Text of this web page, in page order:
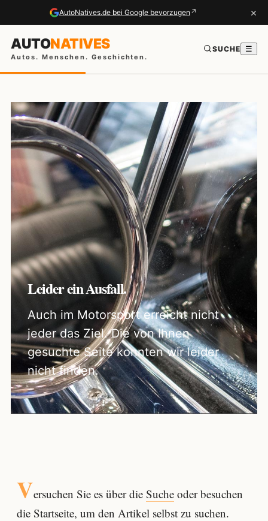
AutoNatives.de bei Google bevorzugen ↗ ×
AUTONATIVES
Autos. Menschen. Geschichten.
SUCHE ☰
Leider ein Ausfall.
Auch im Motorsport erreicht nicht
jeder das Ziel. Die von Ihnen
gesuchte Seite konnten wir leider
nicht finden.
Versuchen Sie es über die Sucheoder besuchen
die Startseite, um den Artikel selbst zu suchen.